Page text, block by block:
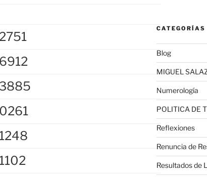
2751
6912
3885
0261
1248
1102
CATEGORÍAS
Blog
MIGUEL
Numerología
POLITICA DE
Reflexiones
Renuncia de
Resultados de